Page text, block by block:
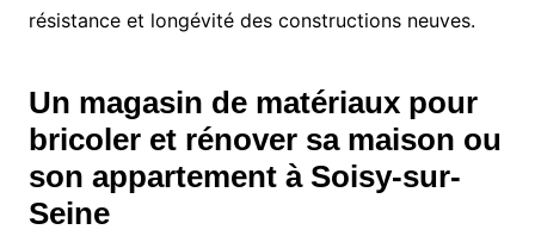
résistance et longévité des constructions neuves.
Un magasin de matériaux pour
bricoler et rénover sa maison ou
son appartement à Soisy-sur-
Seine